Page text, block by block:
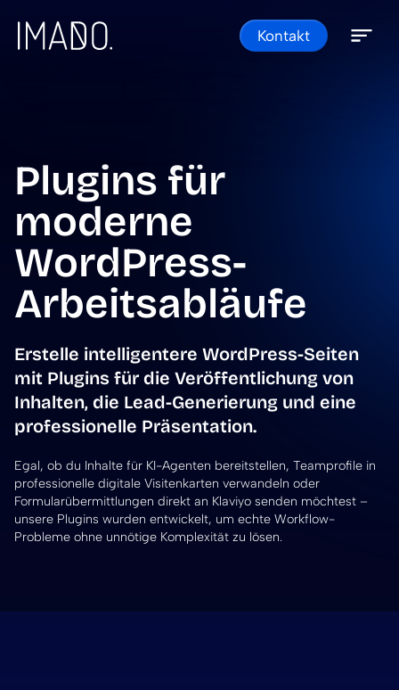
Kontakt
Plugins für
moderne
WordPress-
Arbeitsabläufe
Erstelle intelligentere WordPress-Seiten
mit Plugins für die Veröffentlichung von
Inhalten, die Lead-Generierung und eine
professionelle Präsentation.
Egal, ob du Inhalte für KI-Agenten bereitstellen, Teamprofile in
professionelle digitale Visitenkarten verwandeln oder
Formularübermittlungen direkt an Klaviyo senden möchtest –
unsere Plugins wurden entwickelt, um echte Workflow-
Probleme ohne unnötige Komplexität zu lösen.